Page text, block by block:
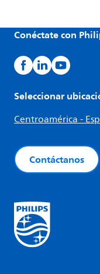
Conéctate con
Seleccionar
Centroamérica -
Contáctanos